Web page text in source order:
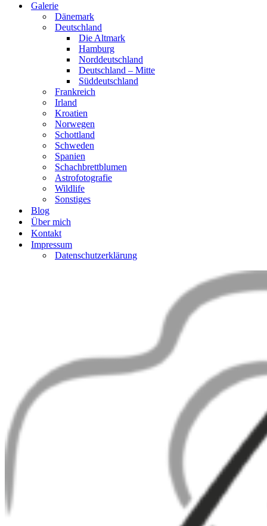
Galerie
Dänemark
Deutschland
Die Altmark
Hamburg
Norddeutschland
Deutschland – Mitte
Süddeutschland
Frankreich
Irland
Kroatien
Norwegen
Schottland
Schweden
Spanien
Schachbrettblumen
Astrofotografie
Wildlife
Sonstiges
Blog
Über mich
Kontakt
Impressum
Datenschutzerklärung